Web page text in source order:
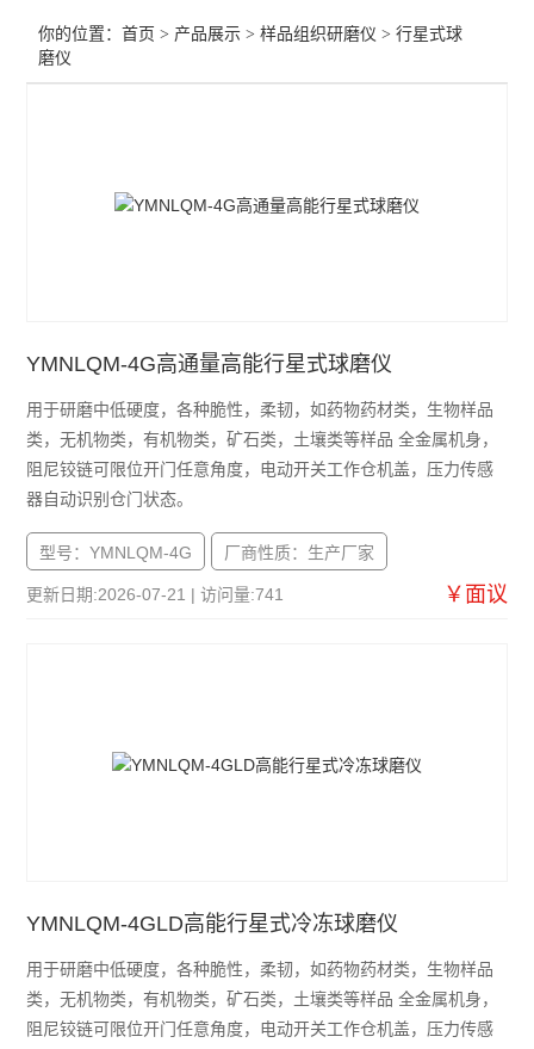
刀式研磨仪
冷冻研磨仪
你的位置：首页 > 产品展示 >样品组织研磨仪 >行星式球
磨仪
YMNLQM-4G高通量高能行星式球磨仪
用于研磨中低硬度，各种脆性，柔韧，如药物药材类，生物样品
类，无机物类，有机物类，矿石类，土壤类等样品 全金属机身，
阻尼铰链可限位开门任意角度，电动开关工作仓机盖，压力传感
器自动识别仓门状态。
型号：YMNLQM-4G 厂商性质：生产厂家
更新日期:2026-07-21 | 访问量:741 ￥面议
YMNLQM-4GLD高能行星式冷冻球磨仪
用于研磨中低硬度，各种脆性，柔韧，如药物药材类，生物样品
类，无机物类，有机物类，矿石类，土壤类等样品 全金属机身，
阻尼铰链可限位开门任意角度，电动开关工作仓机盖，压力传感